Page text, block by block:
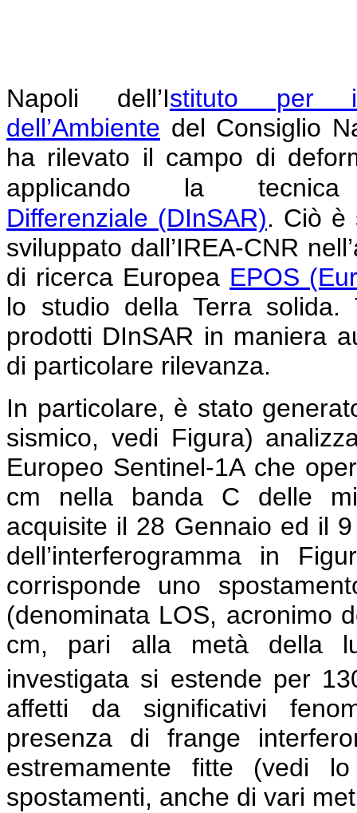
Napoli dell’Istituto per il
dell’Ambiente del Consiglio
ha rilevato il campo di
applicando la
Differenziale (DInSAR). Ciò è
sviluppato dall’IREA-CNR
di ricerca Europea EPOS
lo studio della Terra solida.
prodotti DInSAR in maniera
di particolare rilevanza.
In particolare, è stato
sismico, vedi Figura)
Europeo Sentinel-1A che
cm nella banda C delle
acquisite il 28 Gennaio ed il
dell’interferogramma in
corrisponde uno
(denominata LOS, acronimo
cm, pari alla metà della
investigata si estende per
affetti da significativi
presenza di frange
estremamente fitte (vedi
spostamenti, anche di vari